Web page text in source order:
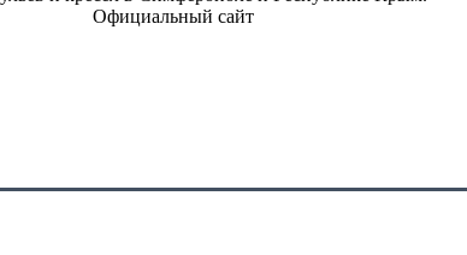
Официальный сайт